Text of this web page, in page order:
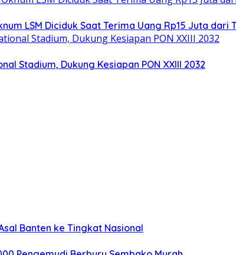
LSM Diciduk Saat Terima Uang Rp15 Juta dari
Stadium, Dukung Kesiapan PON XXIII 2032
Banten ke Tingkat Nasional